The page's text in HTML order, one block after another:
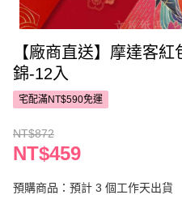
【廠商直送】摩達客
錦-12入
宅配滿NT$590免運
NT$872
NT$459
預購商品：預計 3 個工作天出貨